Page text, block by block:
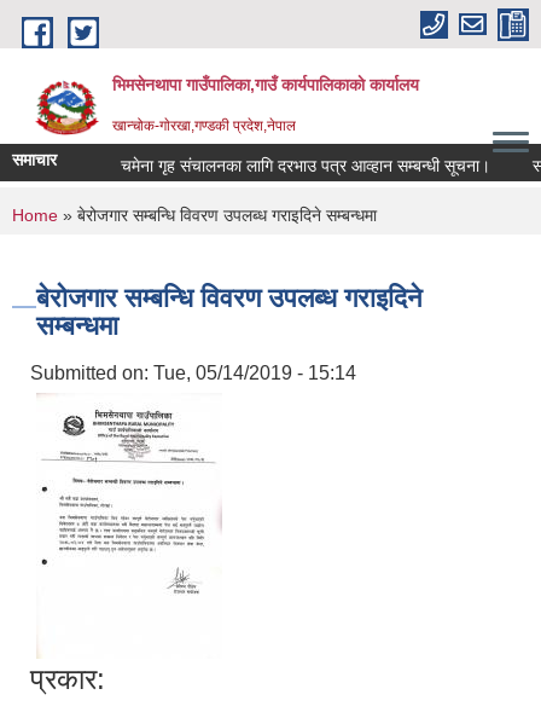
Skip to main content
भिमसेनथापा गाउँपालिका,गाउँ कार्यपालिकाकाे कार्यालय
खान्चोक-गाेरखा,गण्डकी प्रदेश,नेपाल
समाचार चमेना गृह संचालनका लागि दरभाउ पत्र आव्हान सम्बन्धी सूचना।
You are here
Home » बेरोजगार सम्बन्धि विवरण उपलब्ध गराइदिने सम्बन्धमा
बेरोजगार सम्बन्धि विवरण उपलब्ध गराइदिने
सम्बन्धमा
Submitted on: Tue, 05/14/2019 - 15:14
प्रकार: